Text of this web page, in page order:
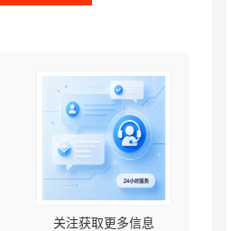
关注获取更多信息